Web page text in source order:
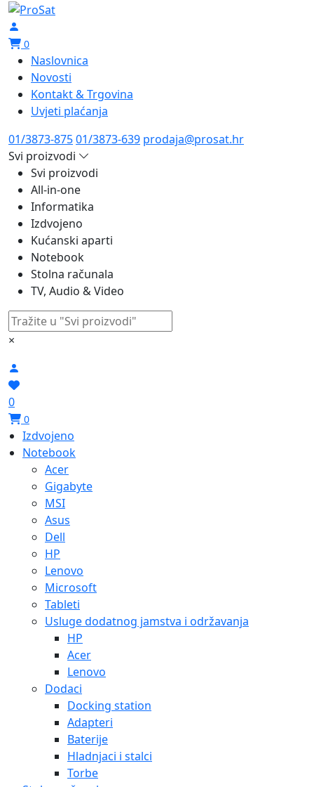
0
Naslovnica
Novosti
Kontakt & Trgovina
Uvjeti plaćanja
01/3873-87501/3873-639 prodaja@prosat.hr
Svi proizvodi
Svi proizvodi
All-in-one
Informatika
Izdvojeno
Kućanski aparti
Notebook
Stolna računala
TV, Audio & Video
×
0
0
Izdvojeno
Notebook
Acer
Gigabyte
MSI
Asus
Dell
HP
Lenovo
Microsoft
Tableti
Usluge dodatnog jamstva i održavanja
HP
Acer
Lenovo
Dodaci
Docking station
Adapteri
Baterije
Hladnjaci i stalci
Torbe